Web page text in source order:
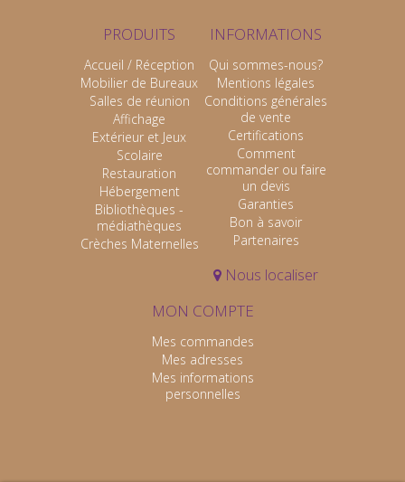
PRODUITS
Accueil / Réception
Mobilier de Bureaux
Salles de réunion
Affichage
Extérieur et Jeux
Scolaire
Restauration
Hébergement
Bibliothèques -
médiathèques
Crèches Maternelles
INFORMATIONS
Qui sommes-nous?
Mentions légales
Conditions générales
de vente
Certifications
Comment
commander ou faire
un devis
Garanties
Bon à savoir
Partenaires
Nous localiser
MON COMPTE
Mes commandes
Mes adresses
Mes informations
personnelles